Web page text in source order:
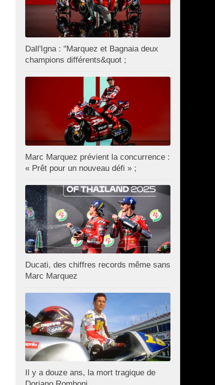
Dall'Igna : "Marquez et Bagnaia deux
champions différents&quot ;
Marc Marquez prévient la concurrence :
« Prêt pour un nouveau défi » ;
Ducati, des chiffres records même sans
Marc Marquez
Il y a douze ans, la mort tragique de